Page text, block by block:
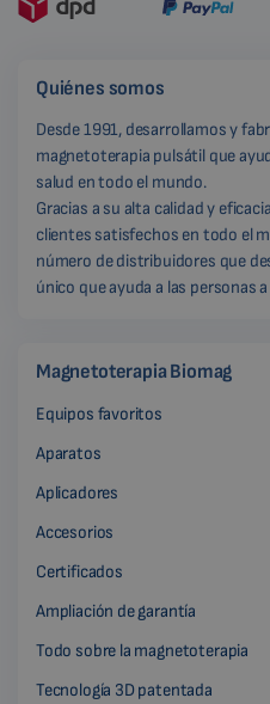
Quiénes somos
Desde 1991, desarrollamos y
magnetoterapia pulsátil que
salud en todo el mundo.
Gracias a su alta calidad y
clientes satisfechos en todo el
número de distribuidores que
único que ayuda a las personas
Magnetoterapia Biomag
Equipos favoritos
Aparatos
Aplicadores
Accesorios
Certificados
Ampliación de garantía
Todo sobre la magnetoterapia
Tecnología 3D patentada